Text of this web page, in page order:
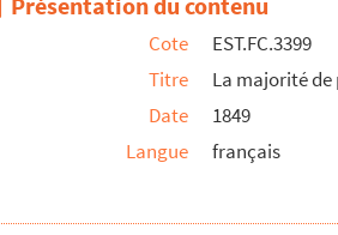
Naissance de Victor Hugo
Napoleon IV Empereur des
Le nouveau livre de Victor Hugo
Les nouveaux sénateurs
La Nouvelle Hypatie
Cote
EST.FC.3399
Titre
La majorité
Date
1849
Langue
français